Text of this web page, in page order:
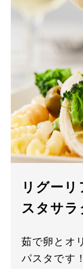
リグー
スタサラ
茹で卵とオ
パスタです